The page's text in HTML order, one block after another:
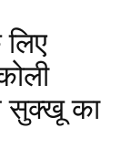
सुक्खू का